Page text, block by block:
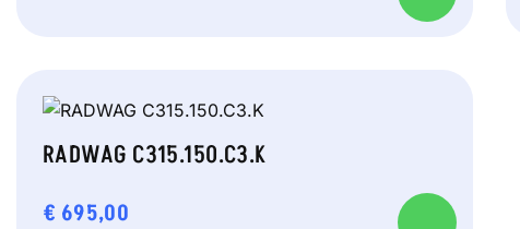
RADWAG C315.150.C3.K
€ 695,00